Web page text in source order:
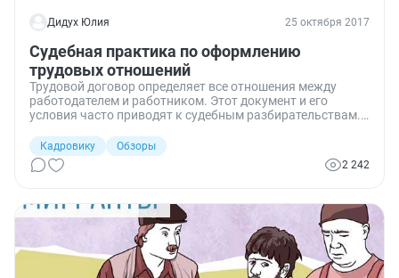
Дидух Юлия 25 октября 2017
Судебная практика по оформлению
трудовых отношений
Трудовой договор определяет все отношения между
работодателем и работником. Этот документ и его
условия часто приводят к судебным разбирательствам.
беременную женщину и как влияет отсутствие стажа на
дальнейшую карьеру госслужащего. Об этих и других
спорах в обзоре судебной практики.
Кадровику
Обзоры
2 242